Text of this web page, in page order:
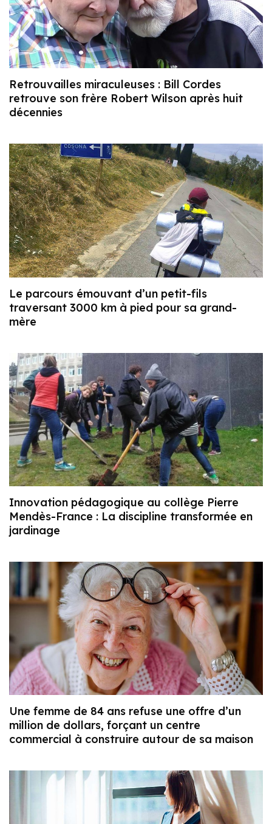
Retrouvailles miraculeuses : Bill Cordes
retrouve son frère Robert Wilson après huit
décennies
Le parcours émouvant d’un petit-fils
traversant 3000 km à pied pour sa grand-
mère
Innovation pédagogique au collège Pierre
Mendès-France : La discipline transformée en
jardinage
Une femme de 84 ans refuse une offre d’un
million de dollars, forçant un centre
commercial à construire autour de sa maison